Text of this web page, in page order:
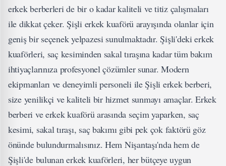
erkek berberleri de bir o kadar kaliteli ve titiz çalışmaları
ile dikkat çeker. Şişli erkek kuaförü arayışında olanlar için
geniş bir seçenek yelpazesi sunulmaktadır. Şişli'deki erkek
kuaförleri, saç kesiminden sakal tıraşına kadar tüm bakım
ihtiyaçlarınıza profesyonel çözümler sunar. Modern
ekipmanları ve deneyimli personeli ile Şişli erkek berberi,
size yenilikçi ve kaliteli bir hizmet sunmayı amaçlar. Erkek
berberi ve erkek kuaförü arasında seçim yaparken, saç
kesimi, sakal tıraşı, saç bakımı gibi pek çok faktörü göz
önünde bulundurmalısınız. Hem Nişantaşı'nda hem de
Şişli'de bulunan erkek kuaförleri, her bütçeye uygun